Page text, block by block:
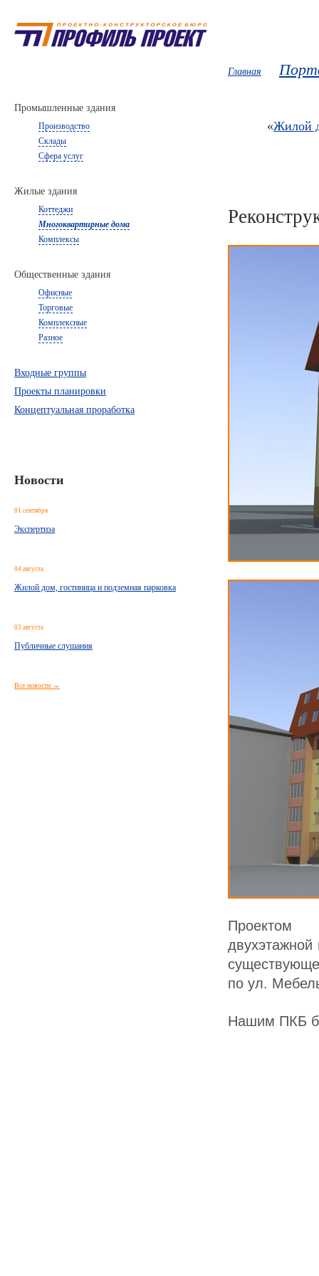
Главная
«Жилой
Проектом
по ул.
Нашим ПКБ
Промышленные здания
Производство
Склады
Сфера услуг
Жилые здания
Коттеджи
Многоквартирные дома
Комплексы
Общественные здания
Офисные
Торговые
Комплексные
Разное
Входные группы
Проекты планировки
Концептуальная проработка
Новости
01 сентября
Экспертиза
04 августа
Жилой дом, гостиница и подземная парковка
03 августа
Публичные слушания
Все новости →